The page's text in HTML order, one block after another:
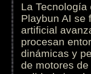
La
Playbun AI se
artificial
procesan
dinámicas y
de motores